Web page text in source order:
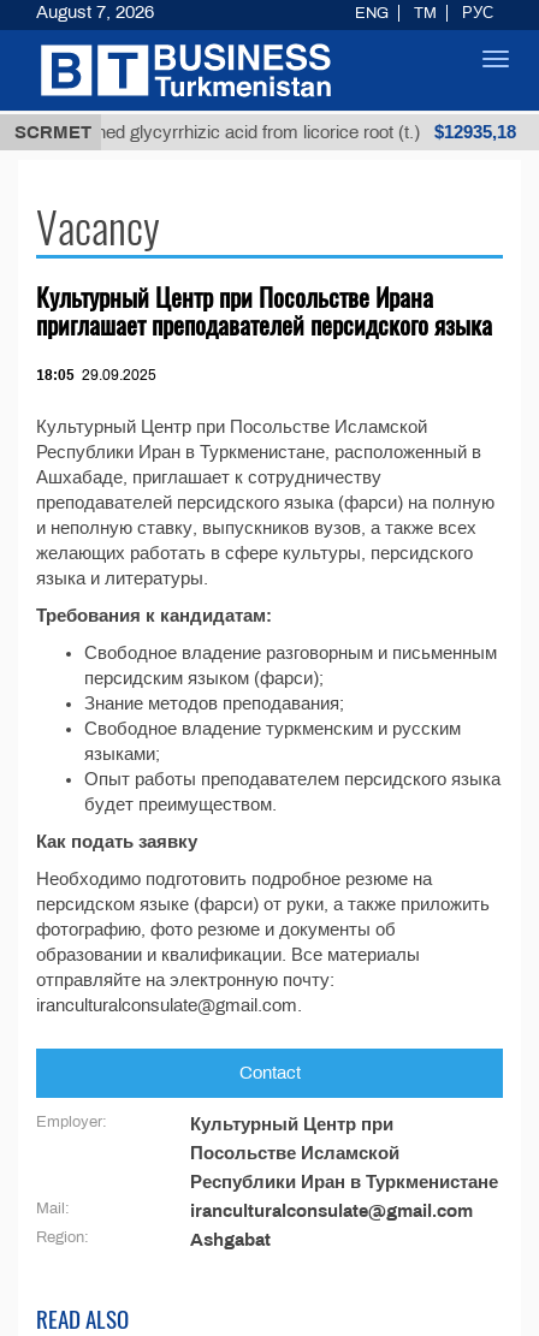
SCRMET
Unrefined glycyrrhizic acid from licorice root (t.) $12935,18
Vacancy
Культурный Центр при Посольстве Ирана
приглашает преподавателей персидского языка
18:05 29.09.2025
Культурный Центр при Посольстве Исламской
Республики Иран в Туркменистане, расположенный в
Ашхабаде, приглашает к сотрудничеству
преподавателей персидского языка (фарси) на полную
и неполную ставку, выпускников вузов, а также всех
желающих работать в сфере культуры, персидского
языка и литературы.
Требования к кандидатам:
Свободное владение разговорным и письменным
персидским языком (фарси);
Знание методов преподавания;
Свободное владение туркменским и русским
языками;
Опыт работы преподавателем персидского языка
будет преимуществом.
Как подать заявку
Необходимо подготовить подробное резюме на
персидском языке (фарси) от руки, а также приложить
фотографию, фото резюме и документы об
образовании и квалификации. Все материалы
отправляйте на электронную почту:
iranculturalconsulate@gmail.com.
Contact
Employer:
Культурный Центр при
Посольстве Исламской
Республики Иран в Туркменистане
Mail: iranculturalconsulate@gmail.com
Region: Ashgabat
READ ALSO
August 7, 2026 ENG TM РУС